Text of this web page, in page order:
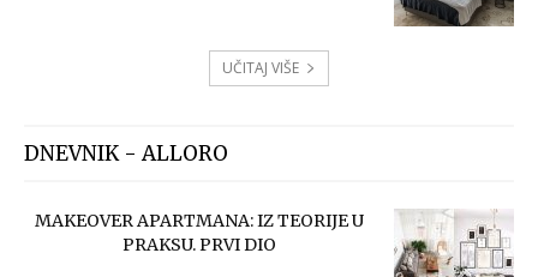
UČITAJ VIŠE
DNEVNIK - ALLORO
MAKEOVER APARTMANA: IZ TEORIJE U
PRAKSU. PRVI DIO